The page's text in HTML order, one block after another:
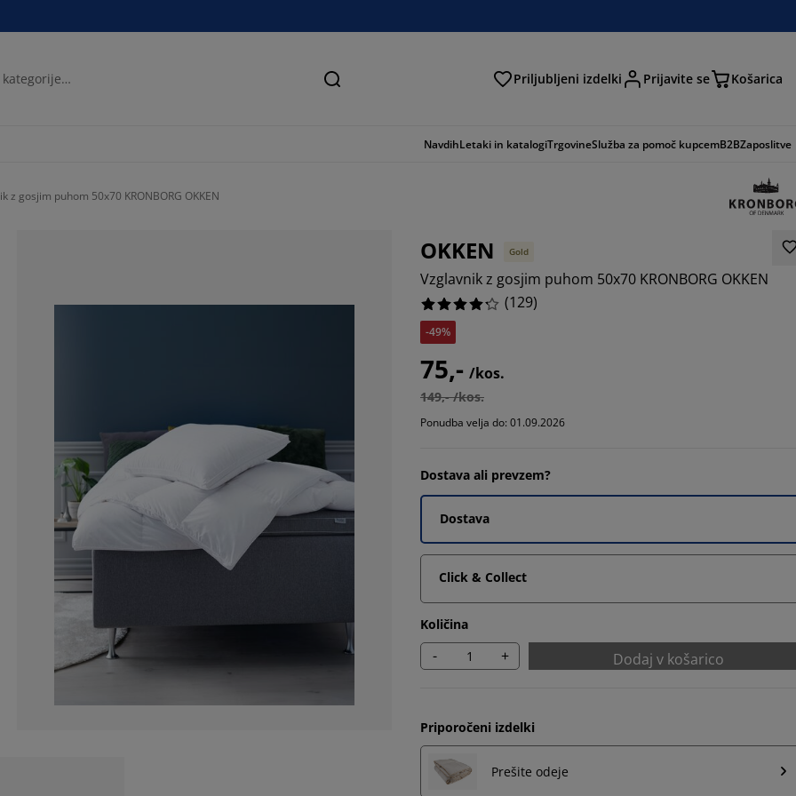
Iskanje Priljubljeni izdelki Prijavite se Košarica
NavdihLetaki in katalogiTrgovineSlužba za pomoč kupcemB2BZaposlitve
z gosjim puhom 50x70 KRONBORG OKKEN
OKKEN Gold
Vzglavnik z gosjim puhom 50x70 KRONBORG OKKEN
(129)
-49%
75,- /kos.
149,- /kos.
Ponudba velja do: 01.09.2026
Dostava ali prevzem?
Dostava
Click & Collect
Količina
- + Dodaj v košarico
Priporočeni izdelki
Prešite odeje
6.2015503875969%
9.30232558139535%